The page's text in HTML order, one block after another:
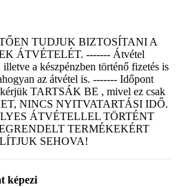
TUDJUK BIZTOSÍTANI A
ÁTVÉTELÉT. ------- Átvétel
a készpénzben történő fizetés is
az átvétel is. ------- Időpont
TARTSÁK BE , mivel ez csak
NINCS NYITVATARTÁSI IDŐ.
ÁTVÉTELLEL TÖRTÉNT
TERMÉKEKÉRT
SEHOVA!
képezi